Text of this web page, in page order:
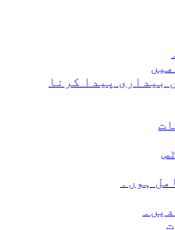
بیداری پیدا کرنا
ہوں۔